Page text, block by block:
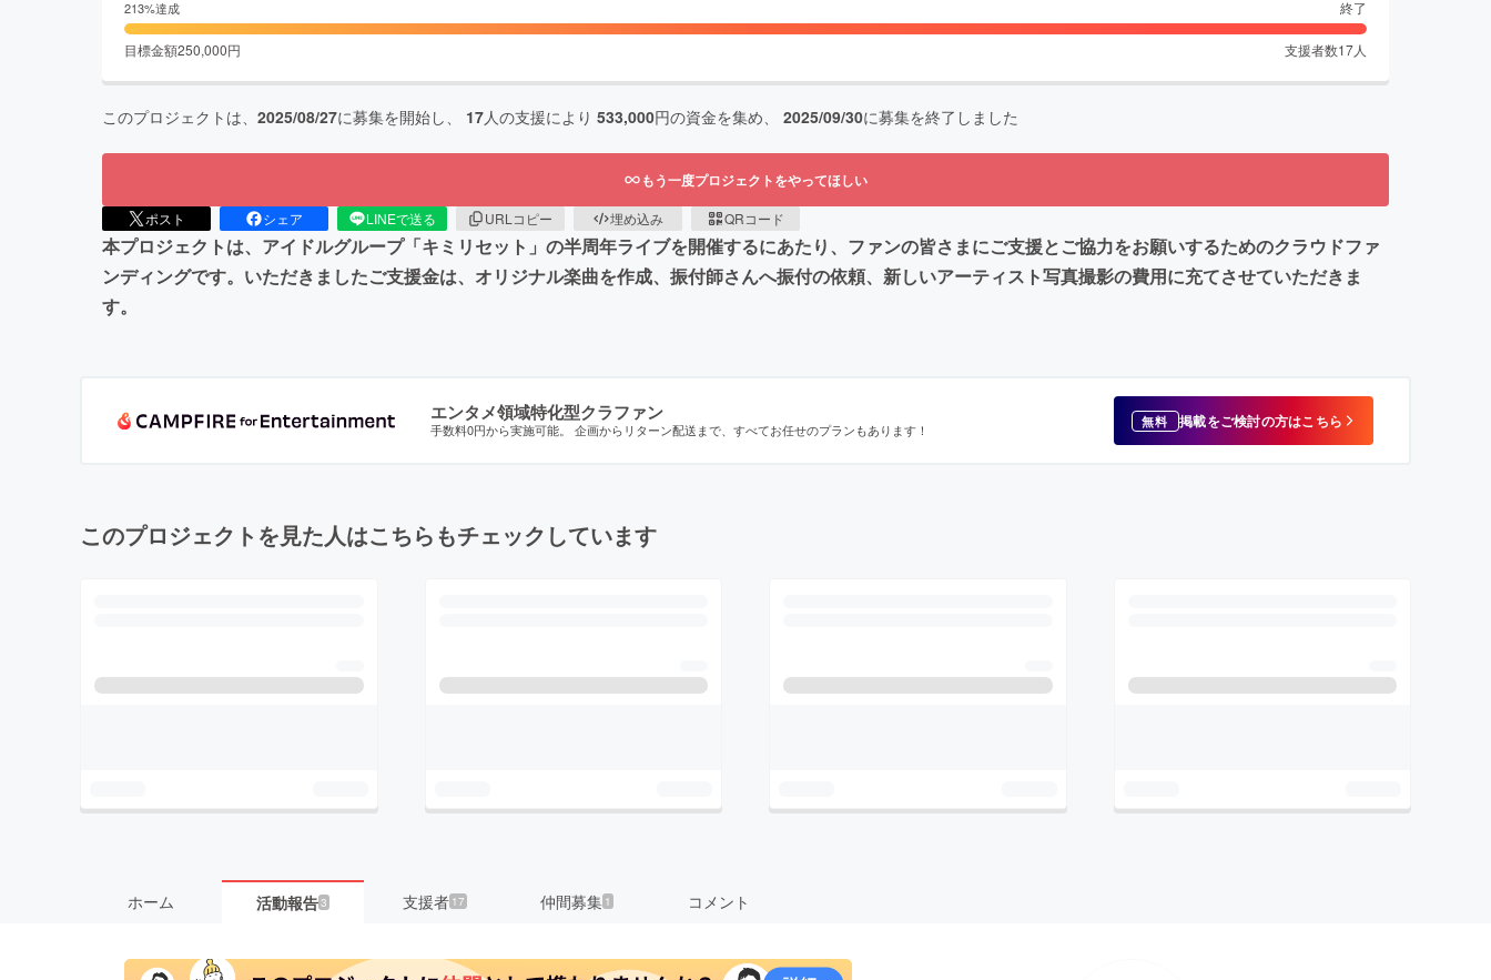
213%達成 終了
目標金額250,000円 支援者数17人
このプロジェクトは、 2025/08/27に募集を開始し、 17人の支援により 533,000円の資金を集め、 2025/09/30に募集を終了しました
もう一度プロジェクトをやってほしい
ポスト シェア LINEで送る URLコピー 埋め込み QRコード
本プロジェクトは、アイドルグループ「キミリセット」の半周年ライブを開催するにあたり、ファンの皆さまにご支援とご協力をお願いするためのクラウドファ
ンディングです。いただきましたご支援金は、オリジナル楽曲を作成、振付師さんへ振付の依頼、新しいアーティスト写真撮影の費用に充てさせていただきま
す。
エンタメ領域特化型クラファン
手数料0円から実施可能。 企画からリターン配送まで、すべてお任せのプランもあります！ 無料 掲載をご検討の方はこちら
このプロジェクトを見た人はこちらもチェックしています
ホーム 活動報告3 支援者 17 仲間募集 1 コメント